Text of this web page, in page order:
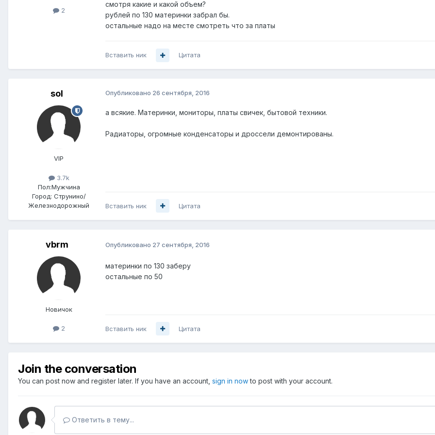
2
смотря какие и какой объем?
рублей по 130 материнки забрал бы.
остальные надо на месте смотреть что за платы
Вставить ник Цитата
sol
VIP
3.7k
Пол:Мужчина
Город: Струнино/
Железнодорожный
Опубликовано 26 сентября, 2016
а всякие. Материнки, мониторы, платы свичек, бытовой техники.
Радиаторы, огромные конденсаторы и дроссели демонтированы.
Вставить ник Цитата
vbrm
Новичок
2
Опубликовано 27 сентября, 2016
материнки по 130 заберу
остальные по 50
Вставить ник Цитата
Join the conversation
You can post now and register later. If you have an account, sign in nowto post with your account.
Ответить в тему...